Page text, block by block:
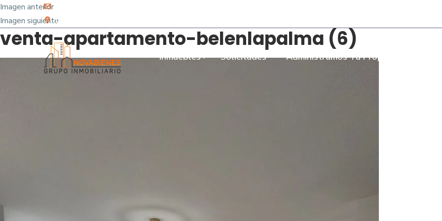
info@novabienes.com
Calle 68 Sur No. 43 C 35 - Sabaneta, Antioquia - Torre Bombay Local 110
Inmuebles Solicitudes Administramos Tu Propiedad
Imagen anterior
Imagen siguiente
venta-apartamento-belenlapalma (6)